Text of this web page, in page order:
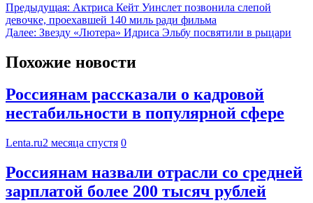
Предыдущая: Актриса Кейт Уинслет позвонила слепой
девочке, проехавшей 140 миль ради фильма
Далее: Звезду «Лютера» Идриса Эльбу посвятили в рыцари
Похожие новости
Россиянам рассказали о кадровой
нестабильности в популярной сфере
Lenta.ru2 месяца спустя 0
Россиянам назвали отрасли со средней
зарплатой более 200 тысяч рублей